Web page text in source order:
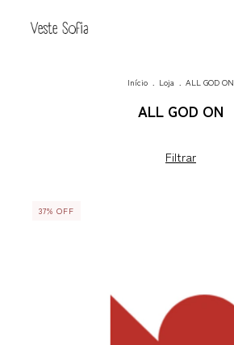
Início . Loja . ALL GOD ON
ALL GOD ON
Filtrar
37% OFF